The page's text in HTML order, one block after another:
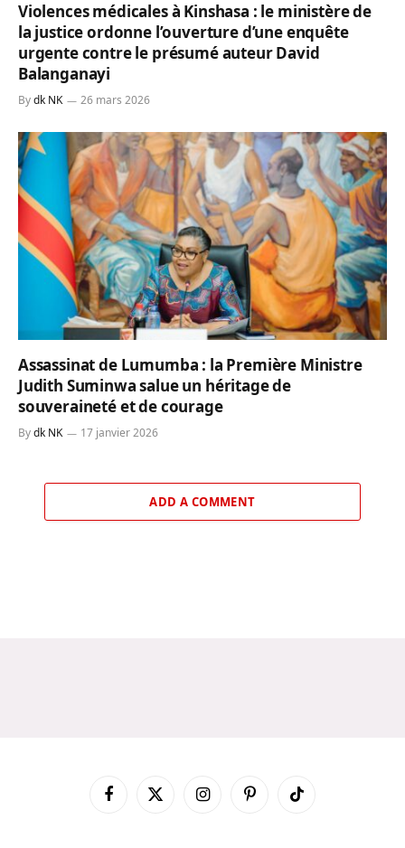
Violences médicales à Kinshasa : le ministère de
la justice ordonne l’ouverture d’une enquête
urgente contre le présumé auteur David
Balanganayi
Bydk NK 26 mars 2026
Assassinat de Lumumba : la Première Ministre
Judith Suminwa salue un héritage de
souveraineté et de courage
Bydk NK 17 janvier 2026
ADD A COMMENT
FacebookX
InstagramPinterestTikTok